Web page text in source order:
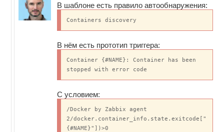
В шаблоне есть правило автообнаружения:
Containers discovery
В нём есть прототип триггера:
Container {#NAME}: Container has been
stopped with error code
С условием:
/Docker by Zabbix agent
2/docker.container_info.state.exitcode["
{#NAME}"])>0